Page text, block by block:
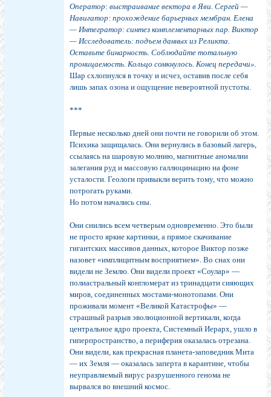
Оператор: выстраивание вектора в Яви. Сергей —
Навигатор: прохождение барьерных мембран. Елена
— Интегратор: синтез комплементарных пар. Виктор
— Исследователь: подъем данных из Реликта.
Оставьте бинарность. Соблюдайте тотальную
проницаемость. Кольцо сомкнулось. Конец передачи».
Шар схлопнулся в точку и исчез, оставив после себя
лишь запах озона и ощущение невероятной пустоты.
***
Первые несколько дней они почти не говорили об этом.
Психика защищалась. Они вернулись в базовый лагерь,
ссылаясь на шаровую молнию, магнитные аномалии
залегания руд и массовую галлюцинацию на фоне
усталости. Геологи привыкли верить тому, что можно
потрогать руками.
Но потом начались сны.
Они снились всем четверым одновременно. Это были
не просто яркие картинки, а прямое скачивание
гигантских массивов данных, которое Виктор позже
назовет «имплицитным восприятием». Во снах они
видели не Землю. Они видели проект «Соулар» —
полиастральный конгломерат из тринадцати сияющих
миров, соединенных мостами-монотопами. Они
проживали момент «Великой Катастрофы» —
страшный разрыв эволюционной вертикали, когда
центральное ядро проекта, Системный Иерарх, ушло в
гиперпространство, а периферия оказалась отрезана.
Они видели, как прекрасная планета-заповедник Мита
— их Земля — оказалась заперта в карантине, чтобы
неуправляемый вирус разрушенного генома не
вырвался во внешний космос.